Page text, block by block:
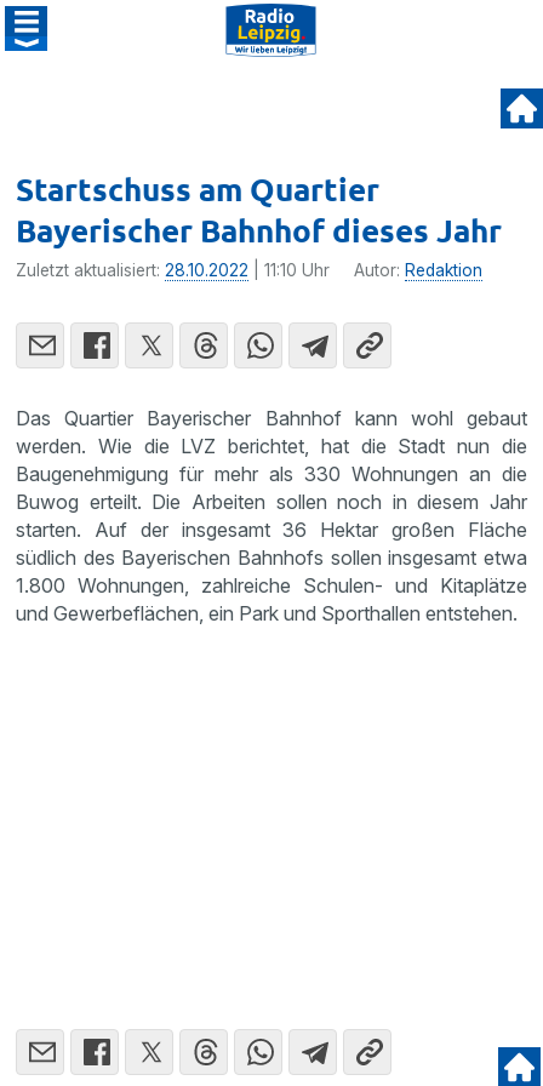
Startschuss am Quartier
Bayerischer Bahnhof dieses Jahr
Zuletzt aktualisiert:28.10.2022 | 11:10 Uhr Autor: Redaktion
Das Quartier Bayerischer Bahnhof kann wohl gebaut
werden. Wie die LVZ berichtet, hat die Stadt nun die
Baugenehmigung für mehr als 330 Wohnungen an die
Buwog erteilt. Die Arbeiten sollen noch in diesem Jahr
starten. Auf der insgesamt 36 Hektar großen Fläche
südlich des Bayerischen Bahnhofs sollen insgesamt etwa
1.800 Wohnungen, zahlreiche Schulen- und Kitaplätze
und Gewerbeflächen, ein Park und Sporthallen entstehen.